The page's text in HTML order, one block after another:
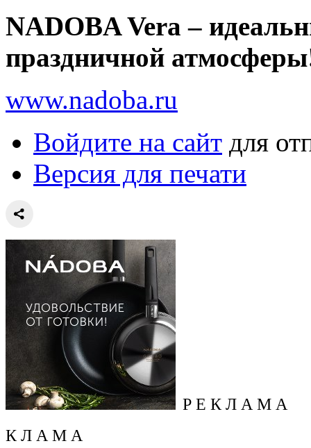
NADOBA Vera –
праздничной
www.nadoba.ru
Войдите на сайт для
Версия для печати
Р Е К Л А М А
К Л А М А